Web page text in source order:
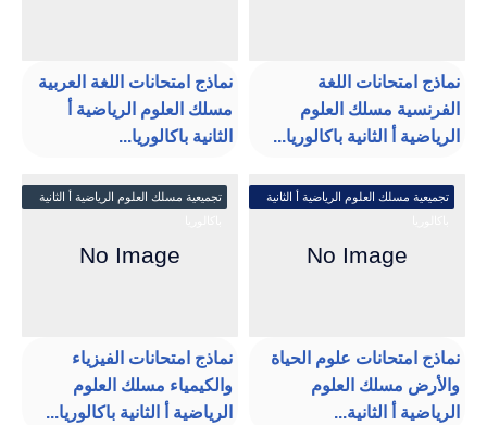
نماذج امتحانات اللغة
الفرنسية مسلك العلوم
الرياضية أ الثانية باكالوريا...
نماذج امتحانات اللغة العربية
مسلك العلوم الرياضية أ
الثانية باكالوريا...
تجميعية مسلك العلوم الرياضية أ الثانية
نماذج امتحانات علوم الحياة
والأرض مسلك العلوم
الرياضية أ الثانية...
تجميعية مسلك العلوم الرياضية أ الثانية
نماذج امتحانات الفيزياء
والكيمياء مسلك العلوم
الرياضية أ الثانية باكالوريا...